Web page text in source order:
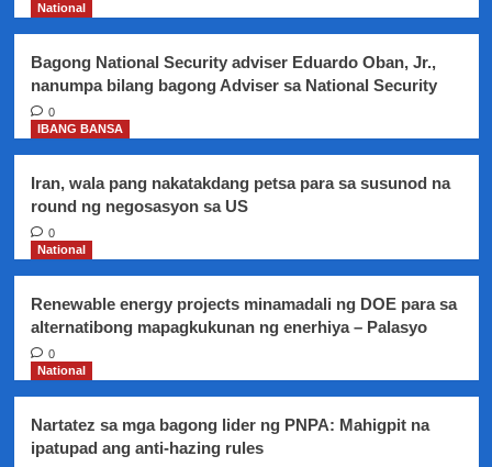
no
show
pagdinig
sa
National
Bagong National Security adviser Eduardo Oban, Jr.,
nanumpa bilang bagong Adviser sa National Security
0
IBANG BANSA
Iran, wala pang nakatakdang petsa para sa susunod na
round ng negosasyon sa US
0
National
Renewable energy projects minamadali ng DOE para sa
alternatibong mapagkukunan ng enerhiya – Palasyo
0
National
Nartatez sa mga bagong lider ng PNPA: Mahigpit na
ipatupad ang anti-hazing rules